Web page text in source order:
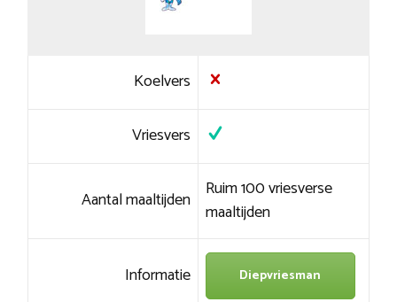
Koelvers
Vriesvers
Aantal maaltijden Ruim 100 vriesverse
maaltijden
Informatie Diepvriesman